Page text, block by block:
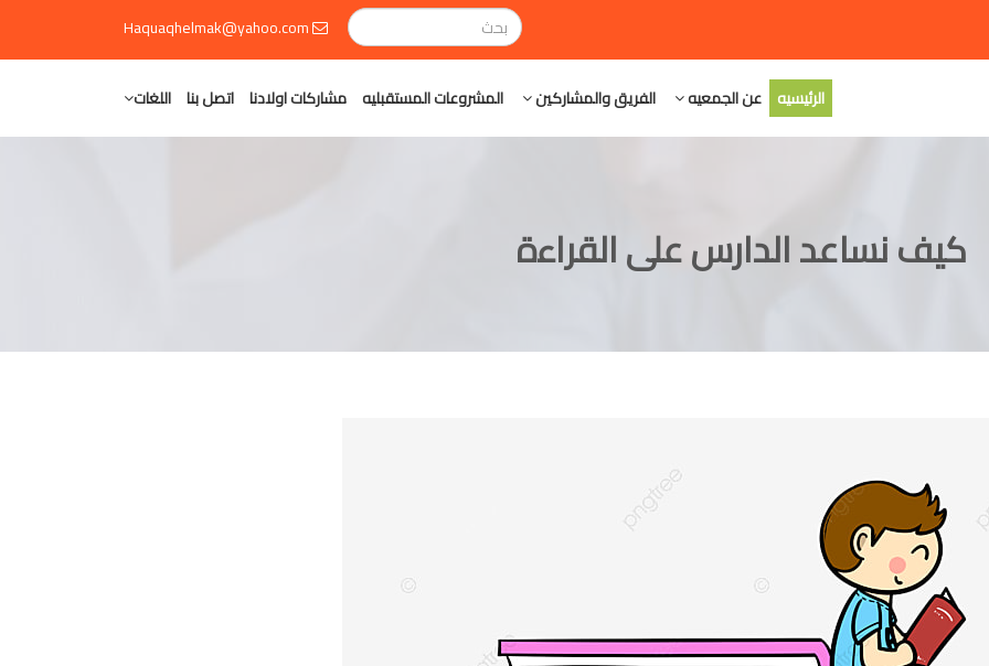
Haquaqhelmak@yahoo.com
الرئيسيه عن الجمعيه الفريق والمشاركين المشروعات المستقبليه مشاركات اولادنا اتصل بنا اللغات
كيف نساعد الدارس على القراءة